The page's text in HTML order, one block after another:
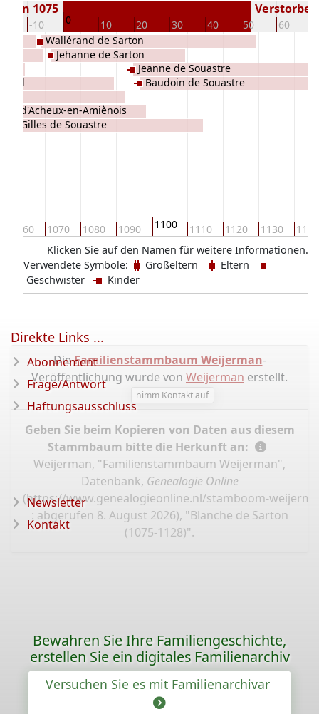
-10 0 10 20 30 40 50 60
1075
1060 1070 1080 1090 1100 1110 1120 1130 1140
d'Acheux-en-Amiènois
Gilles de Souastre
Wallérand de Sarton
Jehanne de Sarton
Jeanne de Souastre
Baudoin de Souastre
Klicken Sie auf den Namen für weitere Informationen.
Verwendete Symbole:
Großeltern
Eltern
Geschwister
Kinder
DieFamilienstammbaum Weijerman-
Veröffentlichung wurde von Weijerman erstellt.
nimm Kontakt auf
Geben Sie beim Kopieren von Daten aus diesem
Stammbaum bitte die Herkunft an:
Weijerman, "Familienstammbaum Weijerman",
Datenbank, Genealogie Online
(https://www.genealogieonline.nl/stamboom-
: abgerufen 8. August 2026), "Blanche de Sarton
(1075-1128)".
Direkte Links ...
Abonnement
Frage/Antwort
Haftungsausschluss
Newsletter
Kontakt
Bewahren Sie Ihre Familiengeschichte,
erstellen Sie ein digitales Familienarchiv
Versuchen Sie es mit Familienarchivar